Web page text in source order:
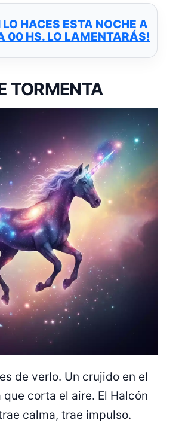
LO HACES ESTA NOCHE A
00 HS. LO LAMENTARÁS!
TORMENTA
de verlo. Un crujido en el
corta el aire. El Halcón
calma, trae impulso.